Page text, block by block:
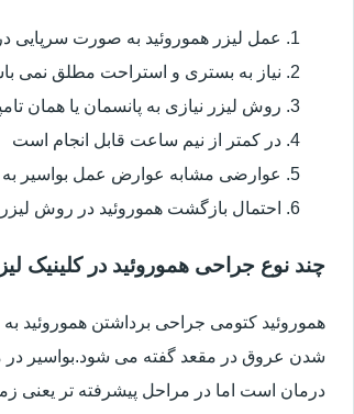
عمل لیزر هموروئید به صورت
نیاز به بستری و استراحت مطلق نمی
روش لیزر نیازی به پانسمان یا همان
در کمتر از نیم ساعت قابل انجام است
عوارضی مشابه عوارض عمل بواسیر به
احتمال بازگشت هموروئید در روش
چند نوع جراحی هموروئید در کلینیک
هموروئید کتومی جراحی برداشتن هموروئید
شدن عروق در مقعد گفته می شود.بواسیر در
درمان است اما در مراحل پیشرفته تر یعنی